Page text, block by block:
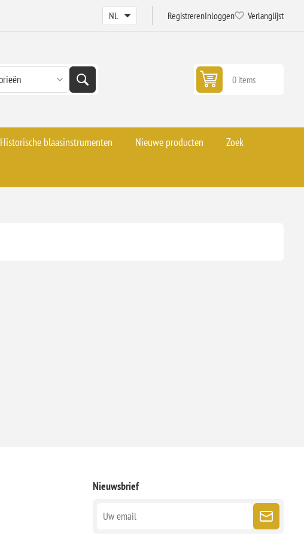
RegistrerenInloggen Verlanglijst
0 items
Historische blaasinstrumenten Nieuwe producten Zoek
Nieuwsbrief